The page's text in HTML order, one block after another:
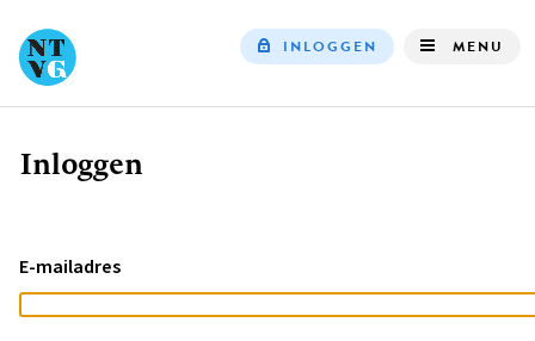
INLOGGEN MENU
Kruimelpad
Inloggen
E-mailadres